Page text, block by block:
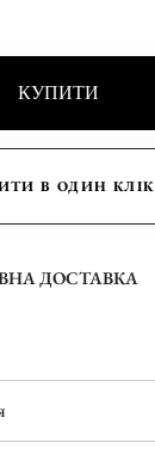
КУПИТИ
В ОДИН КЛІК
ДОСТАВКА